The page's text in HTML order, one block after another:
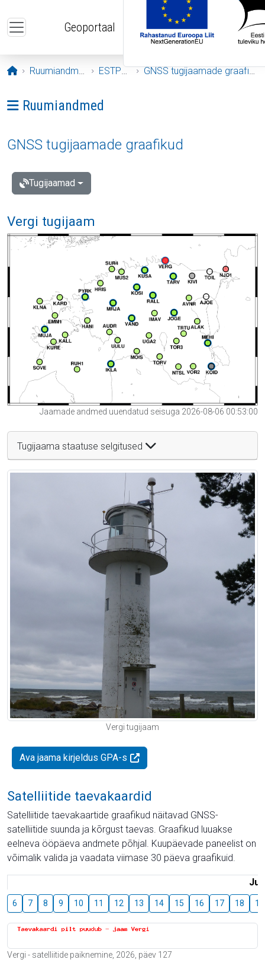
Geoportaal
Avaleht
Ruumiandmed ESTPOS GNSS tugijaamade graafikud
Ava menüü: Ruumiandmed
Ruumiandmed
GNSS tugijaamade graafikud
Tugijaamad
Vergi tugijaam
Jaamade andmed uuendatud seisuga 2026-08-06 00:53:00
Tugijaama staatuse selgitused
Vergi tugijaam
Ava jaama kirjeldus GPA-s
Satelliitide taevakaardid
Satelliitide taevakaartide graafikud näitavad GNSS-
satelliitide suunda ja kõrgust taevas. Graafikud luuakse
eelneva ööpäeva andmete põhjal. Kuupäevade paneelist on
võimalik valida ja vaadata viimase 30 päeva graafikuid.
6 7 8 9 10 11 12 13 14 15 16 17 18 19
Vergi - satelliitide paiknemine, 2026, päev 127